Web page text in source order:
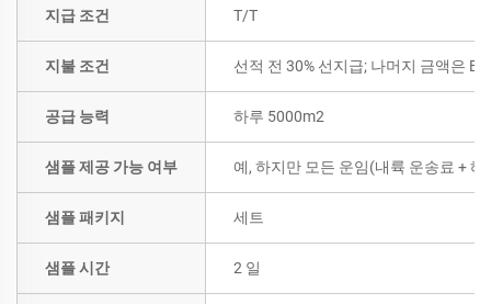
지급 조건 T/T
지불 조건 선적 전 30% 선지급; 나머지 금액은
공급 능력 하루 5000m2
샘플 제공 가능 여부 예, 하지만 모든 운임(내륙 운송료 +
샘플 패키지 세트
샘플 시간 2 일